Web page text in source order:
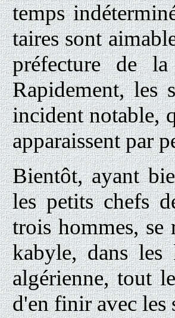
temps
taires sont
préfecture de
Rapidement, les
incident notable,
apparaissent par
Bientôt, ayant
les petits chefs
trois hommes, se
kabyle, dans
algérienne, tout
d'en finir avec les